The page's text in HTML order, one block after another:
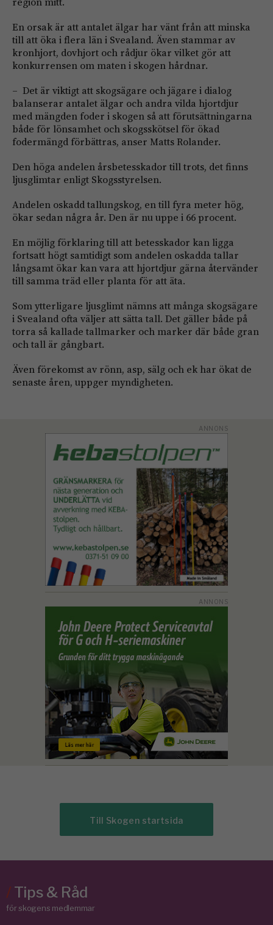
En orsak är att antalet älgar har vänt från att minska
till att öka i flera län i Svealand. Även stammar av
kronhjort, dovhjort och rådjur ökar vilket gör att
konkurrensen om maten i skogen hårdnar.
– Det är viktigt att skogsägare och jägare i dialog
balanserar antalet älgar och andra vilda hjortdjur
med mängden foder i skogen så att förutsättningarna
både för lönsamhet och skogsskötsel för ökad
fodermängd förbättras, anser Matts Rolander.
Den höga andelen årsbetesskador till trots, det finns
ljusglimtar enligt Skogsstyrelsen.
Andelen oskadd tallungskog, en till fyra meter hög,
ökar sedan några år. Den är nu uppe i 66 procent.
En möjlig förklaring till att betesskador kan ligga
fortsatt högt samtidigt som andelen oskadda tallar
långsamt ökar kan vara att hjortdjur gärna återvänder
till samma träd eller planta för att äta.
Som ytterligare ljusglimt nämns att många skogsägare
i Svealand ofta väljer att sätta tall. Det gäller både på
torra så kallade tallmarker och marker där både gran
och tall är gångbart.
Även förekomst av rönn, asp, sälg och ek har ökat de
senaste åren, uppger myndigheten.
Till Skogen startsida
/Tips & Råd
för skogens medlemmar